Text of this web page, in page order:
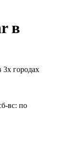
в
3х городах
вс: по